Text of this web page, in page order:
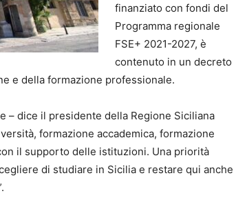
finanziato con fondi del
Programma regionale
FSE+ 2021-2027, è
contenuto in un decreto
e della formazione professionale.
– dice il presidente della Regione Siciliana
formazione accademica, formazione
il supporto delle istituzioni. Una priorità
di studiare in Sicilia e restare qui anche